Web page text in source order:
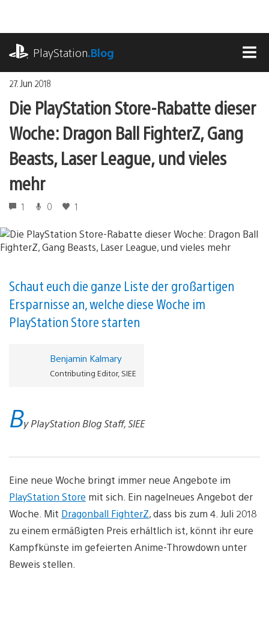
springen
PlayStation.Blog
27. Jun 2018
Die PlayStation Store-Rabatte dieser
Woche: Dragon Ball FighterZ, Gang
Beasts, Laser League, und vieles
mehr
1 0 1
Schaut euch die ganze Liste der großartigen
Ersparnisse an, welche diese Woche im
PlayStation Store starten
Benjamin Kalmary
Contributing Editor, SIEE
By PlayStation Blog Staff, SIEE
Eine neue Woche bringt immer neue Angebote im
PlayStation Store mit sich. Ein nagelneues Angebot der
Woche. Mit Dragonball FighterZ, dass bis zum 4. Juli 2018
zu einem ermäßigten Preis erhältlich ist, könnt ihr eure
Kampfkünste im gefeierten Anime-Throwdown unter
Beweis stellen.